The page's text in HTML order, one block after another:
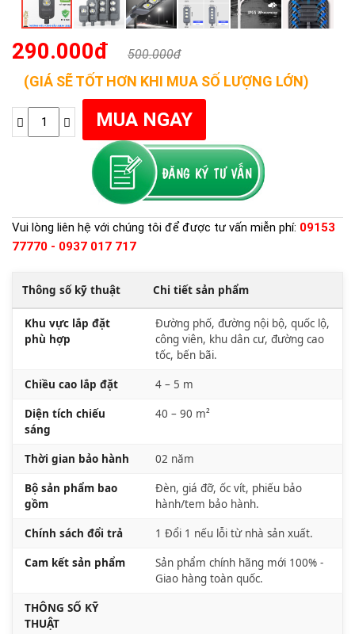
290.000đ 500.000đ
(GIÁ SẼ TỐT HƠN KHI MUA SỐ LƯỢNG LỚN)
Vui lòng liên hệ với chúng tôi để được tư vấn miễn phí: 09153
77770 - 0937 017 717
Thông số kỹ thuật Chi tiết sản phẩm
Khu vực lắp đặt
phù hợp
Đường phố, đường nội bộ, quốc lộ,
công viên, khu dân cư, đường cao
tốc, bến bãi.
Chiều cao lắp đặt 4 – 5 m
Diện tích chiếu
sáng
40 – 90 m²
Thời gian bảo hành 02 năm
Bộ sản phẩm bao
gồm
Đèn, giá đỡ, ốc vít, phiếu bảo
hành/tem bảo hành.
Chính sách đổi trả 1 Đổi 1 nếu lỗi từ nhà sản xuất.
Cam kết sản phẩm
Sản phẩm chính hãng mới 100% -
Giao hàng toàn quốc.
THÔNG SỐ KỸ
THUẬT